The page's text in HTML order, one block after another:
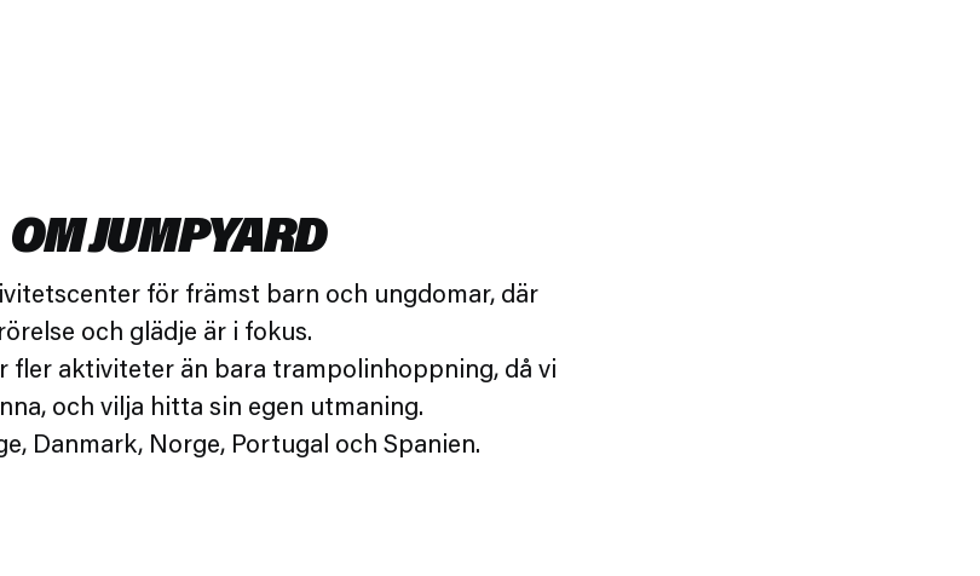
OM JUMPYARD
för främst barn och ungdomar, där
och glädje är i fokus.
fler aktiviteter än bara trampolinhoppning, då vi
och vilja hitta sin egen utmaning.
Danmark, Norge, Portugal och Spanien.